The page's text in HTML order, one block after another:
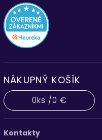
NÁKUPNÝ KOŠÍK
0ks /0 €
Kontakty